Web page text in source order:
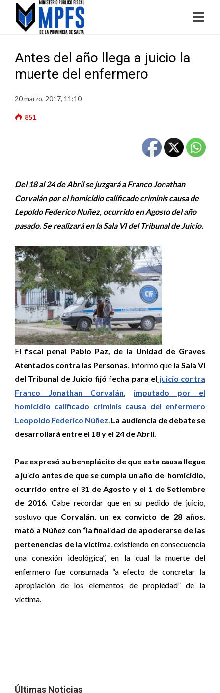
Antes del año llega a juicio la
muerte del enfermero
20 marzo, 2017, 11:10
851
Del 18 al 24 de Abril se juzgará a Franco Jonathan
Corvalán por el homicidio calificado criminis causa de
Lepoldo Federico Nuñez, ocurrido en Agosto del año
pasado. Se realizará en la Sala VI del Tribunal de Juicio.
Elfiscal penal Pablo Paz, de la Unidad de Graves
Atentados contra las Personas, informó quela Sala VI
del Tribunal de Juicio fijó fecha para el juicio contra
Franco Jonathan Corvalán, imputado por el
homicidio calificado criminis causa del enfermero
Leopoldo Federico Núñez. La audiencia de debate se
desarrollará entre el 18 y el 24 de Abril.
Paz expresó su beneplácito de que esta causa llegue
a juicio antes de que se cumpla un año del homicidio,
ocurrido entre el 31 de Agosto y el 1 de Setiembre
de 2016. Cabe recordar que en su pedido de juicio,
sostuvo que Corvalán, un ex convicto de 28 años,
mató a Núñez con “la finalidad de apoderarse de las
pertenencias de la víctima, existiendo en consecuencia
una conexión ideológica”, en la cual la muerte del
enfermero fue consumada “a efecto de concretar la
apropiación de los elementos de propiedad” de la
víctima.
Últimas Noticias